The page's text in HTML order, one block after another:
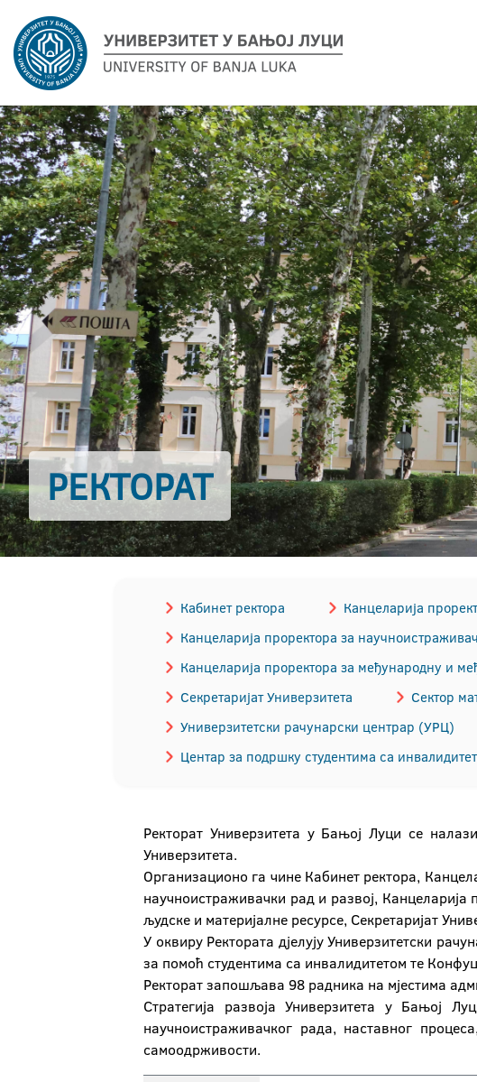
РЕКТОРАТ
Кабинет ректора
Канцеларија
Канцеларија проректора за
Канцеларија проректора за међународну и
Секретаријат Универзитета
Сектор
Универзитетски рачунарски центрар (УРЦ)
Центар за подршку студентима са
Ректорат Универзитета у Бањој Луци се
Универзитета.
Организационо га чине Кабинет ректора,
научноистраживачки рад и развој,
људске и материјалне ресурсе, Секретаријат
У оквиру Ректората дјелују Универзитетски
за помоћ студентима са инвалидитетом те
Ректорат запошљава 98 радника на мјестима
Стратегија развоја Универзитета у Бањој
научноистраживачког рада, наставног
самоодрживости.